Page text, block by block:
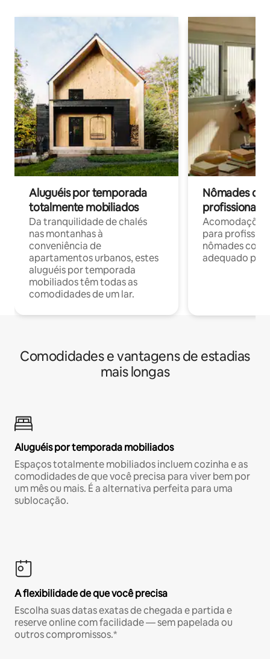
Aluguéis por temporada
totalmente mobiliados
Da tranquilidade de chalés
nas montanhas à
conveniência de
apartamentos urbanos, estes
aluguéis por temporada
mobiliados têm todas as
comodidades de um lar.
Nômades
profissionais
para
nômades com
adequado
Comodidades e vantagens de estadias
mais longas
Aluguéis por temporada mobiliados
Espaços totalmente mobiliados incluem cozinha e as
comodidades de que você precisa para viver bem por
um mês ou mais. É a alternativa perfeita para uma
sublocação.
A flexibilidade de que você precisa
Escolha suas datas exatas de chegada e partida e
reserve online com facilidade — sem papelada ou
outros compromissos.*